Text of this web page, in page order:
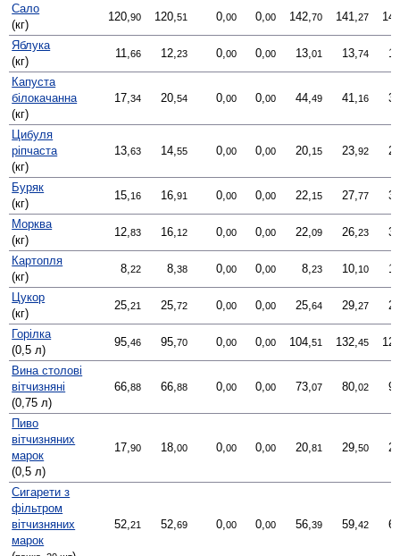
Сало
(кг)
120,90 120,51 0,00 0,00 142,70 141,27
Яблука
(кг)
11,66 12,23 0,00 0,00 13,01 13,74
Капуста
білокачанна
(кг)
17,34 20,54 0,00 0,00 44,49 41, 16
Цибуля
ріпчаста
(кг)
13,63 14,55 0,00 0,00 20, 15 23,92
Буряк
(кг)
15, 16 16,91 0,00 0,00 22, 15 27,77
Морква
(кг)
12,83 16, 12 0,00 0,00 22,09 26,23
Картопля
(кг)
8,22 8,38 0,00 0,00 8,23 10, 10
Цукор
(кг)
25,21 25,72 0,00 0,00 25,64 29,27
Горілка
(0,5 л)
95,46 95,70 0,00 0,00 104,51 132,45
Вина столові
вітчизняні
(0,75 л)
66,88 66,88 0,00 0,00 73,07 80,02
Пиво
вітчизняних
марок
(0,5 л)
17,90 18,00 0,00 0,00 20,81 29,50
Сигарети з
фільтром
вітчизняних
марок
52,21 52,69 0,00 0,00 56,39 59,42